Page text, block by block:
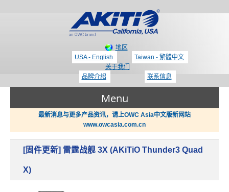
地区
USA - English
Taiwan - 繁體中文
关于我们
品牌介绍
联系信息
Menu
Thunderbolt 3 - 专区
最新消息与更多产品资讯，请上OWC Asia中文版新网站
www.owcasia.com.cn
[固件更新] 雷霆战舰 3X (AKiTiO Thunder3 Quad
X)